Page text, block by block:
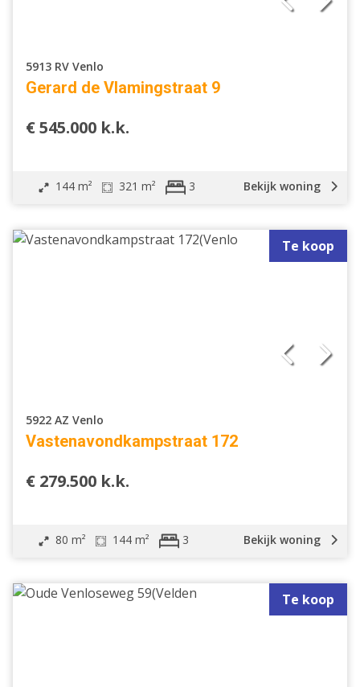
5913 RV Venlo
Gerard de Vlamingstraat 9
€ 545.000 k.k.
144 m² 321 m² 3 Bekijk woning
Te koop
5922 AZ Venlo
Vastenavondkampstraat 172
€ 279.500 k.k.
80 m² 144 m² 3 Bekijk woning
Te koop